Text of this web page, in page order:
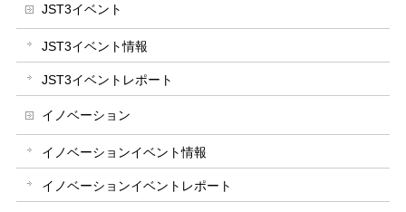
JST3イベント
JST3イベント情報
JST3イベントレポート
イノベーション
イノベーションイベント情報
イノベーションイベントレポート